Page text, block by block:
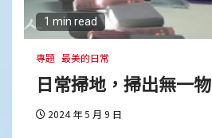
1 min read
專題 最美的日常
日常掃地，掃出無一物
2024 年 5 月 9 日